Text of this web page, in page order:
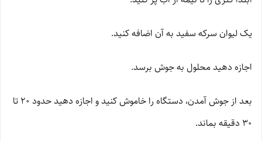
یک لیوان سرکه سفید به آن اضافه کنید.
اجازه دهید محلول به جوش برسد.
بعد از جوش آمدن، دستگاه را خاموش کنید و اجازه دهید حدود 20 تا
30 دقیقه بماند.